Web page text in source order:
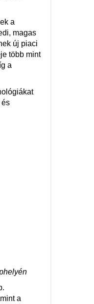
a
magas
új piaci
több mint
a
a